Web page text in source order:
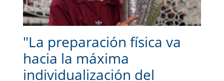
"La preparación física va
hacia la máxima
individualización del